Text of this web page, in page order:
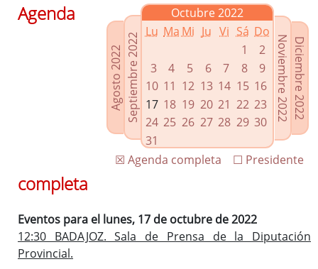
Grupos Políticos
Enlaces relacionados
Agenda de Presidencia
Plenos provinciales y Juntas de gobierno
Oficina de Proyectos Europeos
Agosto 2022Septiembre 2022
Octubre 2022
Lu Ma Mi Ju Vi Sá Do
1
2
3
4 5 6 7 8
9
10 11 12 13 14 15 16
17 18 19 20 21 22 23
24 25 26 27 28 29 30
31
Diciembre 2022
Noviembre 2022
☐ Presidente
☒ Agenda completa
Agenda
completa
Eventos para el lunes, 17 de octubre de 2022
12:30 BADAJOZ. Sala de Prensa de la Diputación
Provincial.